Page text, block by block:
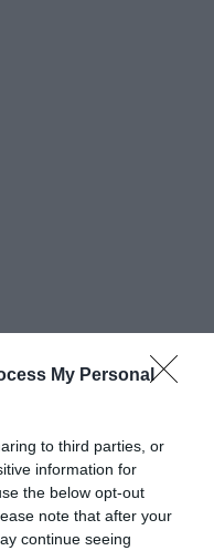
My Personal
to third parties, or
information for
the below opt-out
note that after your
continue seeing